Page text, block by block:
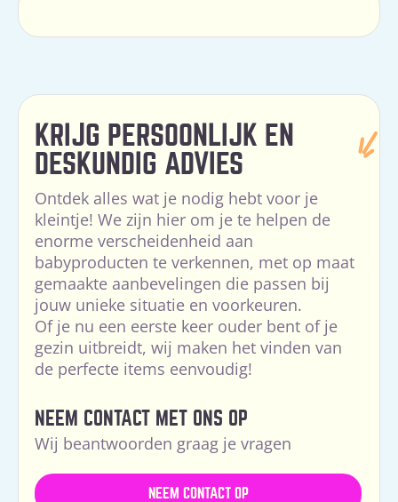
KRIJG PERSOONLIJK EN
DESKUNDIG ADVIES
Ontdek alles wat je nodig hebt voor je
kleintje! We zijn hier om je te helpen de
enorme verscheidenheid aan
babyproducten te verkennen, met op maat
gemaakte aanbevelingen die passen bij
jouw unieke situatie en voorkeuren.
Of je nu een eerste keer ouder bent of je
gezin uitbreidt, wij maken het vinden van
de perfecte items eenvoudig!
NEEM CONTACT MET ONS OP
Wij beantwoorden graag je vragen
NEEM CONTACT OP